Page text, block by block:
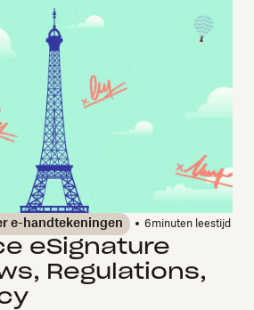
e-handtekeningen 6minuten leestijd
eSignature
Regulations,